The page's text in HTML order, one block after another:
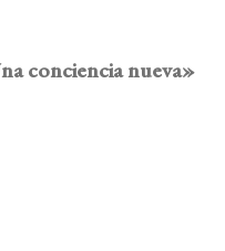
conciencia nueva»